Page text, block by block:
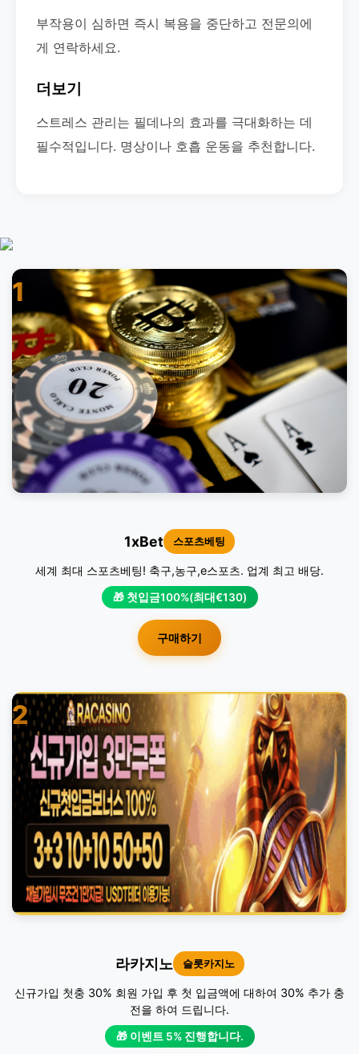
부작용이 심하면 즉시 복용을 중단하고 전문의에
게 연락하세요.
더보기
스트레스 관리는 필데나의 효과를 극대화하는 데
필수적입니다. 명상이나 호흡 운동을 추천합니다.
1
1xBet 스포츠베팅
세계 최대 스포츠베팅! 축구,농구,e스포츠. 업계 최고 배당.
🎁 첫입금100%(최대€130)
구매하기
2
라카지노 슬롯카지노
신규가입 첫충 30% 회원 가입 후 첫 입금액에 대하여 30% 추가 충
전을 하여 드립니다.
🎁 이벤트 5% 진행합니다.